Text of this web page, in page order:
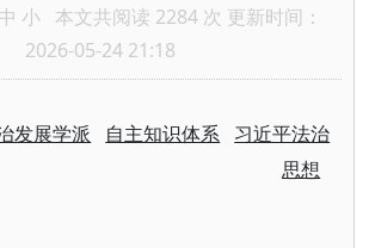
中 小 本文共阅读 2284 次 更新时间：
2026-05-24 21:18
发展学派 自主知识体系 习近平法治
思想